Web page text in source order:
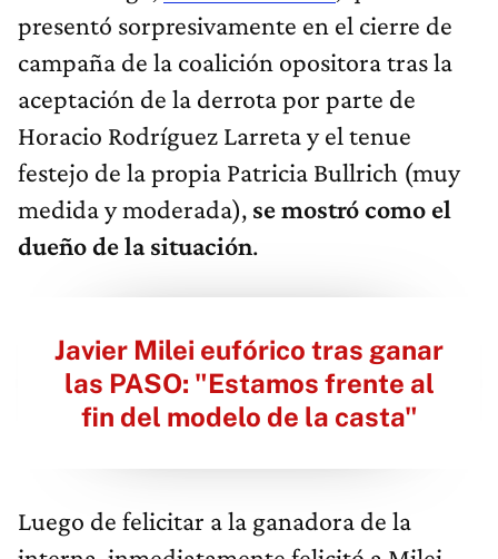
presentó sorpresivamente en el cierre de
campaña de la coalición opositora tras la
aceptación de la derrota por parte de
Horacio Rodríguez Larreta y el tenue
festejo de la propia Patricia Bullrich (muy
medida y moderada), se mostró como el
dueño de la situación.
Javier Milei eufórico tras ganar
las PASO: "Estamos frente al
fin del modelo de la casta"
Luego de felicitar a la ganadora de la